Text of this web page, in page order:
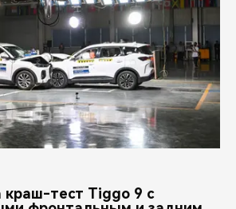
краш-тест Tiggo 9 с